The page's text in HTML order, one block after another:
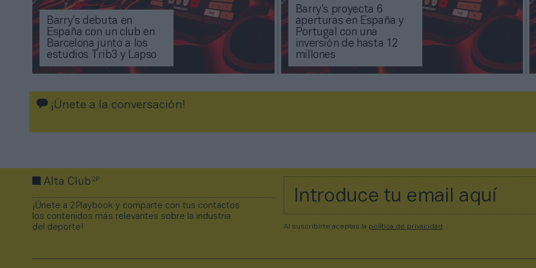
Barry’s debuta en
España con un club en
Barcelona junto a los
estudios Trib3 y Lapso
Barry’s proyecta 6
aperturas en España y
Portugal con una
inversión de hasta 12
millones
¡Únete a la conversación!
Alta Club2P
¡Únete a 2Playbook y comparte con tus contactos
los contenidos más relevantes sobre la industria
del deporte!
Al suscribirte aceptas la política de privacidad